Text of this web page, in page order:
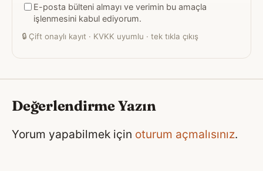
adresiniz
E-posta bülteni almayı ve verimin bu amaçla
işlenmesini kabul ediyorum.
🔒 Çift onaylı kayıt · KVKK uyumlu · tek tıkla çıkış
Değerlendirme Yazın
Yorum yapabilmek için oturum açmalısınız.